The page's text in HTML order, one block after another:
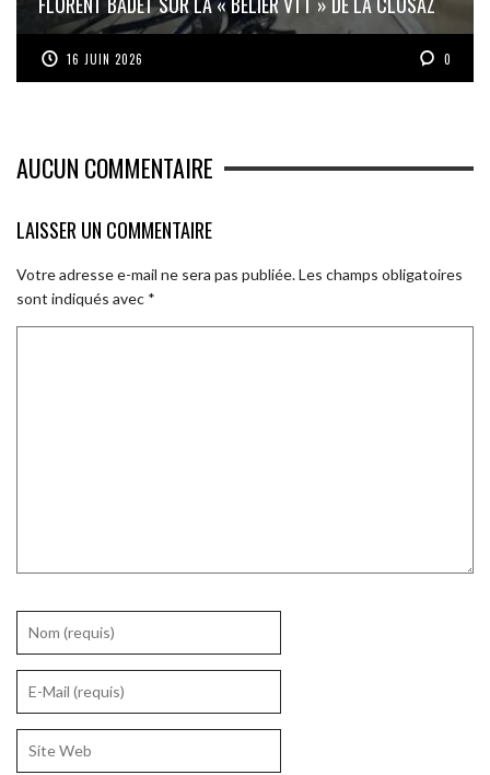
16 JUIN 2026 0
AUCUN COMMENTAIRE
LAISSER UN COMMENTAIRE
Votre adresse e-mail ne sera pas publiée.Les champs obligatoires
sont indiqués avec *